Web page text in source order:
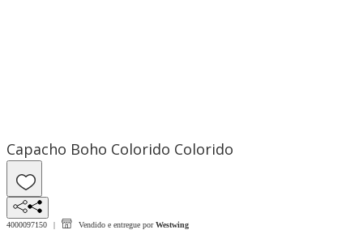
Capacho Boho Colorido Colorido
4000097150 Vendido e entregue por Westwing